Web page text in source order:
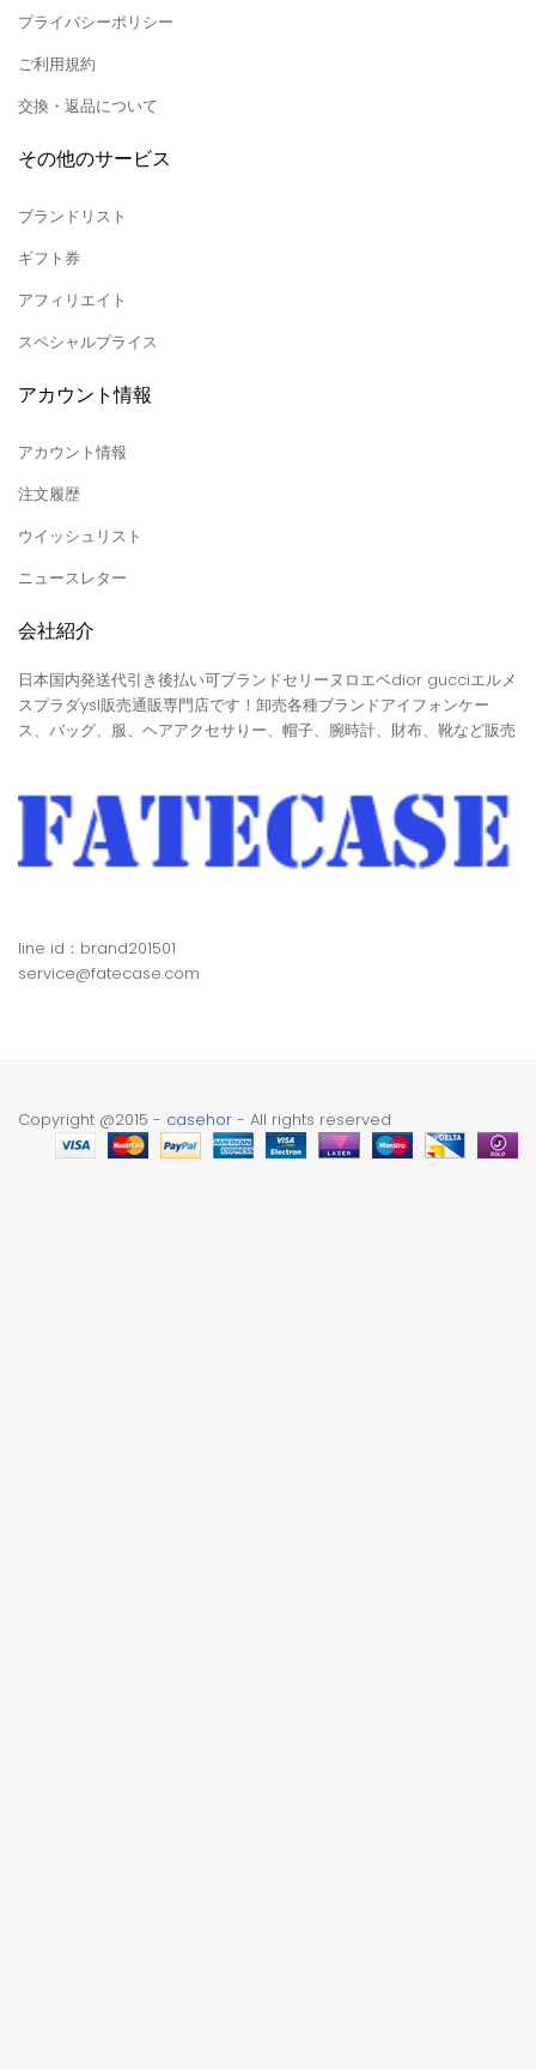
プライバシーポリシー
ご利用規約
交換・返品について
その他のサービス
ブランドリスト
ギフト券
アフィリエイト
スペシャルプライス
アカウント情報
アカウント情報
注文履歴
ウイッシュリスト
ニュースレター
会社紹介
日本国内発送代引き後払い可ブランドセリーヌロエベdior gucciエルメ
スプラダysl販売通販専門店です！卸売各種ブランドアイフォンケー
ス、バッグ、服、ヘアアクセサりー、帽子、腕時計、財布、靴など販売
line id：brand201501
service@fatecase.com
Copyright @2015 - casehor - All rights reserved